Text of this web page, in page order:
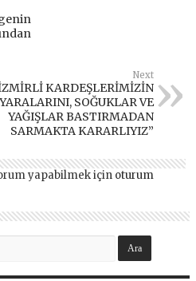
Next
KARDEŞLERİMİZİN
YARALARINI, SOĞUKLAR VE
YAĞIŞLAR BASTIRMADAN
SARMAKTA KARARLIYIZ”
yapabilmek için oturum